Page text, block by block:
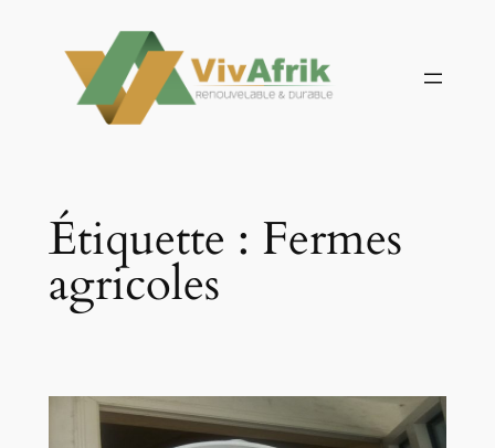
contenu
Étiquette : Fermes
agricoles